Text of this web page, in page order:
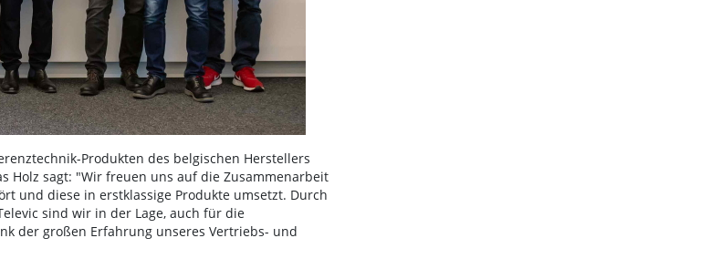
Produkten des belgischen Herstellers
Holz sagt: "Wir freuen uns auf die Zusammenarbeit
und diese in erstklassige Produkte umsetzt. Durch
sind wir in der Lage, auch für die
der großen Erfahrung unseres Vertriebs- und